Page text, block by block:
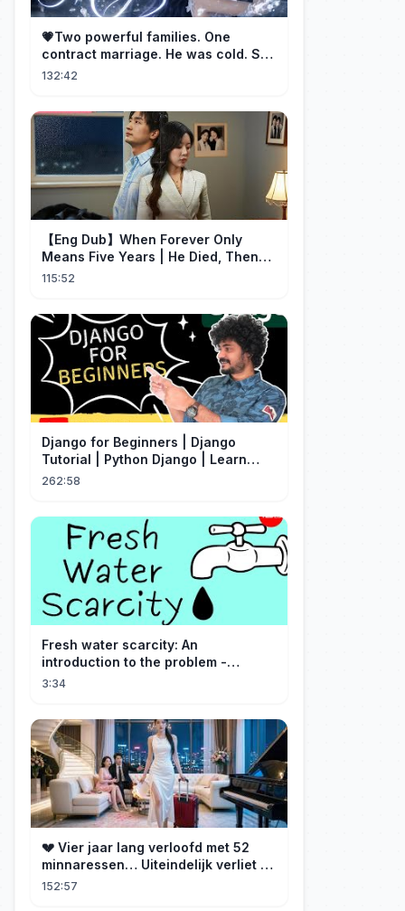
💗Two powerful families. One
contract marriage. He was cold. She
was fierce💔 [Married for the
132:42
【Eng Dub】When Forever Only
Means Five Years | He Died, Then
Returned for Payback | Cdrama
115:52
Django for Beginners | Django
Tutorial | Python Django | Learn
Django Framework
262:58
Fresh water scarcity: An
introduction to the problem -
Christiana Z. Peppard
3:34
💔 Vier jaar lang verloofd met 52
minnaressen… Uiteindelijk verliet ze
hem en trouwde ze met zijn oom, de
152:57